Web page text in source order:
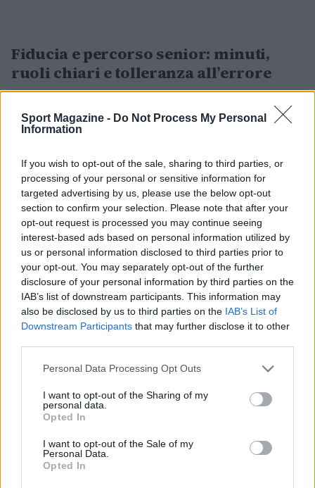
Sport Magazine - Do Not Process My Personal
Information
If you wish to opt-out of the sale, sharing to third parties, or
processing of your personal or sensitive information for
targeted advertising by us, please use the below opt-out
section to confirm your selection. Please note that after your
opt-out request is processed you may continue seeing
interest-based ads based on personal information utilized by
us or personal information disclosed to third parties prior to
your opt-out. You may separately opt-out of the further
disclosure of your personal information by third parties on the
IAB’s list of downstream participants. This information may
also be disclosed by us to third parties on the IAB’s List of
Downstream Participants that may further disclose it to other
Please note that this website/app uses one or more Google
not limited to your visit or usage behaviour. You may click to
grant or deny consent to Google and its third-party tags to
use your data for below specified purposes in below Google
consent section.
Personal Data Processing Opt Outs
I want to opt-out of the Sharing of my
personal data.
Opted In
I want to opt-out of the Sale of my
Personal Data.
Opted In
Fiducia e percorso senior: minuti,
ruoli chiari e tolleranza all’errore
programmati, compiti chiari e feedback
propriocopionedove ricevere, chi attaccare,
quali decisioni cercare nelle prime azioni. Si
struttura una scala di difficoltà: ingressi con
risultato favorevole, compiti di ampiezza per
togliere complessità, poi centralità crescente
con responsabilità in zona 14 . La tolleranza
all’errore va incanalata: errore ammesso se
coerente con il principio (es. puntare in 1v1 con
campo aperto), meno se contrario (forzare
dentro contro densità). La comunicazione evita
comportamenti misurabili: intensità di
riaggressione, qualità dei primi controlli, letture
del lato debole.
Varianti del profilo: piede invertito,
piede forte e fisicità